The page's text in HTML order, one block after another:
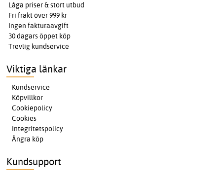
Låga priser & stort utbud
Fri frakt över 999 kr
Ingen fakturaavgift
30 dagars öppet köp
Trevlig kundservice
Viktiga länkar
Kundservice
Köpvillkor
Cookiepolicy
Cookies
Integritetspolicy
Ångra köp
Kundsupport